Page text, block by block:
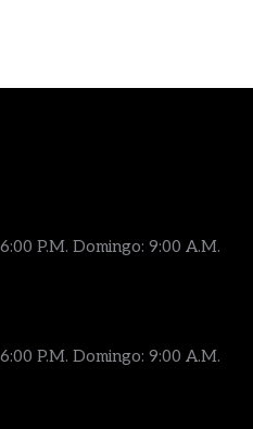
P.M. Domingo: 9:00 A.M.
P.M. Domingo: 9:00 A.M.